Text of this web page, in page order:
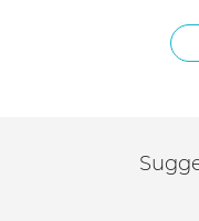
Matière : Silicone
phtalates, PVC et